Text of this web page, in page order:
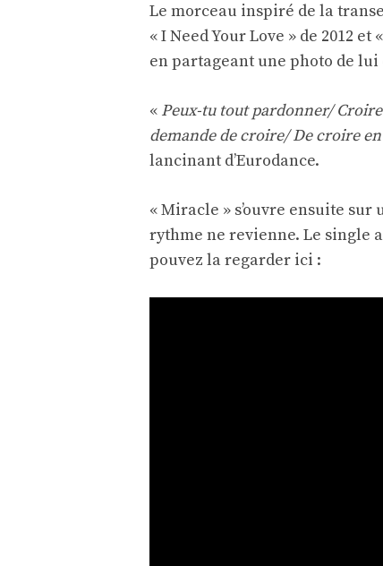
Le morceau inspiré de la
« I Need Your Love » de 2012
en partageant une photo de
« Peux-tu tout pardonner/
demande de croire/ De croire
lancinant d’Eurodance.
« Miracle » s’ouvre ensuite
rythme ne revienne. Le single
pouvez la regarder ici :